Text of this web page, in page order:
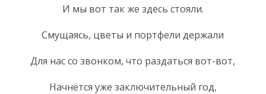
И мы вот так же здесь стояли.
Смущаясь, цветы и портфели держали
Для нас со звонком, что раздаться вот-вот,
Начнётся уже заключительный год,